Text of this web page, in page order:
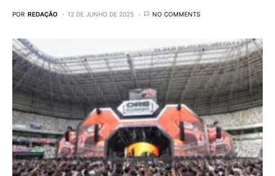
POR REDAÇÃO 12 DE JUNHO DE 2025 NO COMMENTS